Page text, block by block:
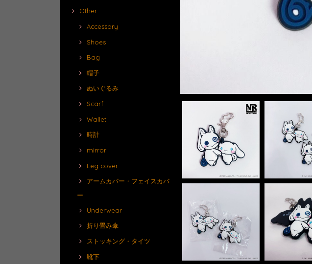
Other
Accessory
Shoes
Bag
帽子
ぬいぐるみ
Scarf
Wallet
時計
mirror
Leg cover
アームカバー・フェイスカバ
ー
Underwear
折り畳み傘
ストッキング・タイツ
靴下